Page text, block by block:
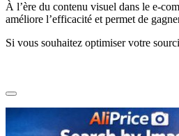
À l’ère du contenu visuel dans le e-
améliore l’efficacité et permet de
Si vous souhaitez optimiser votre